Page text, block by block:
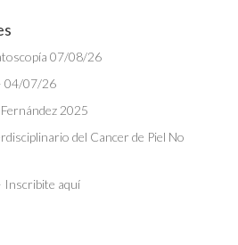
07/08/26
04/07/26
2025
del Cancer de Piel No
Inscribite aquí